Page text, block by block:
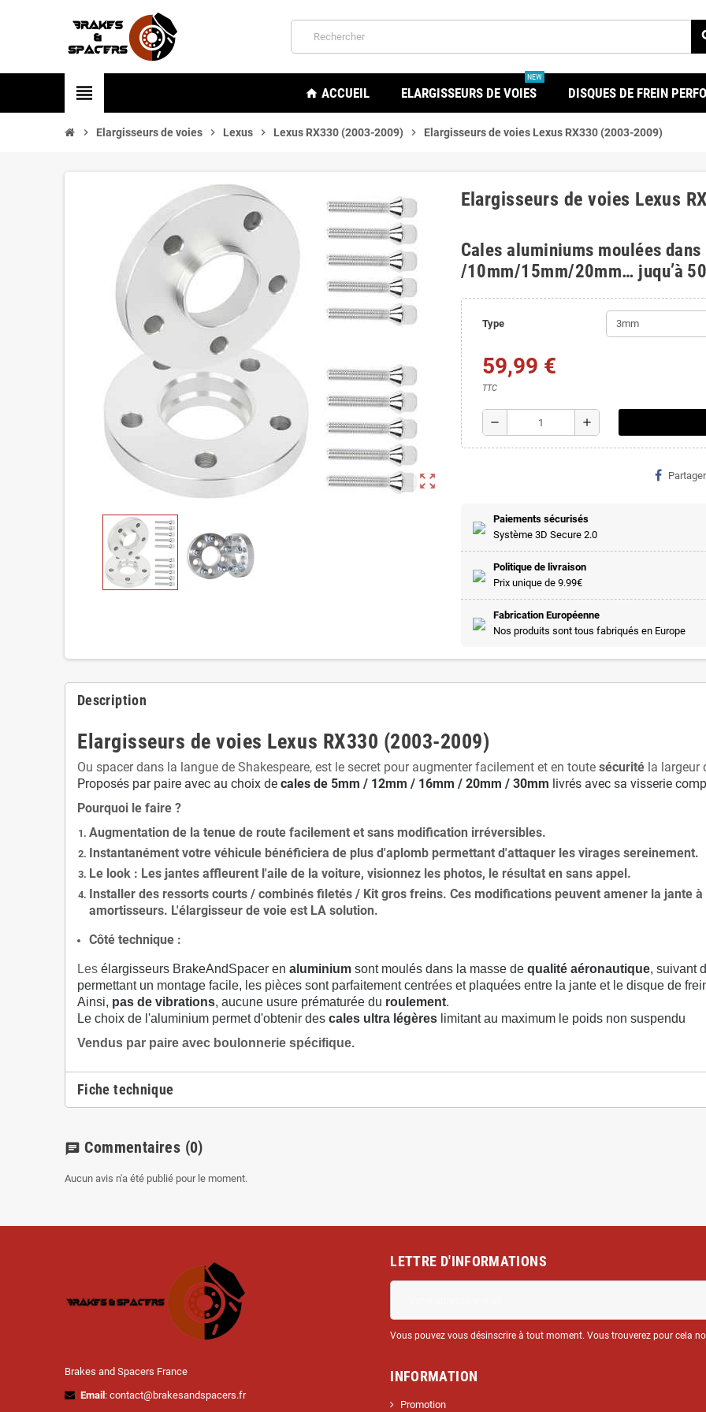
view_headline home ACCUEIL ELARGISSEURS DE VOIES
NEW
DISQUES DE FREIN
chevron_right Elargisseurs de voies chevron_right Lexus chevron_right Lexus RX330 (2003-2009) chevron_right Elargisseurs de voies Lexus RX330 (2003-2009)
zoom_out_map
Elargisseurs de voies Lexus
Cales aluminiums moulées
/10mm/15mm/20mm… juqu’à
Type
59,99 €
TTC
remove add
Partager
Paiements sécurisés
Système 3D Secure 2.0
Politique de livraison
Prix unique de 9.99€
Fabrication Européenne
Nos produits sont tous fabriqués en Europe
Description
Elargisseurs de voies Lexus RX330 (2003-2009)
Ou spacer dans la langue de Shakespeare, est le secret pour augmenter facilement et en toute sécurité la largeur
Proposés par paire avec au choix de cales de 5mm / 12mm / 16mm / 20mm / 30mm livrés avec sa visserie
Pourquoi le faire ?
Augmentation de la tenue de route facilement et sans modification irréversibles.
Instantanément votre véhicule bénéficiera de plus d'aplomb permettant d'attaquer les virages sereinement.
Le look : Les jantes affleurent l'aile de la voiture, visionnez les photos, le résultat en sans appel.
Installer des ressorts courts / combinés filetés / Kit gros freins. Ces modifications peuvent amener la jante
amortisseurs. L'élargisseur de voie est LA solution.
Côté technique :
Les élargisseurs BrakeAndSpacer en aluminium sont moulés dans la masse de qualité aéronautique, suivant
permettant un montage facile, les pièces sont parfaitement centrées et plaquées entre la jante et le disque de
Ainsi, pas de vibrations, aucune usure prématurée du roulement.
Le choix de l'aluminium permet d'obtenir des cales ultra légères limitant au maximum le poids non suspendu
Vendus par paire avec boulonnerie spécifique.
Fiche technique
chat Commentaires (0)
Aucun avis n'a été publié pour le moment.
Brakes and Spacers France
Email : contact@brakesandspacers.fr
LETTRE D'INFORMATIONS
Vous pouvez vous désinscrire à tout moment. Vous trouverez pour cela
INFORMATION
Promotion